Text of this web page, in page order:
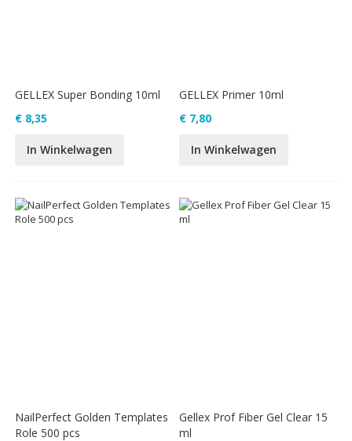
GELLEX Super Bonding 10ml
€ 8,35
In Winkelwagen
GELLEX Primer 10ml
€ 7,80
In Winkelwagen
NailPerfect Golden Templates
Role 500 pcs
Gellex Prof Fiber Gel Clear 15
ml